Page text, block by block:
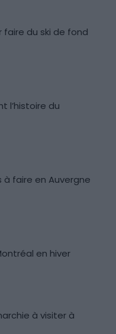
faire du ski de fond
l’histoire du
à faire en Auvergne
en hiver
à visiter à